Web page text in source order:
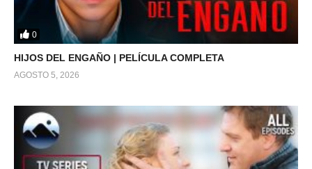
0
HIJOS DEL ENGAÑO | PELÍCULA COMPLETA
AGOSTO 5, 2026